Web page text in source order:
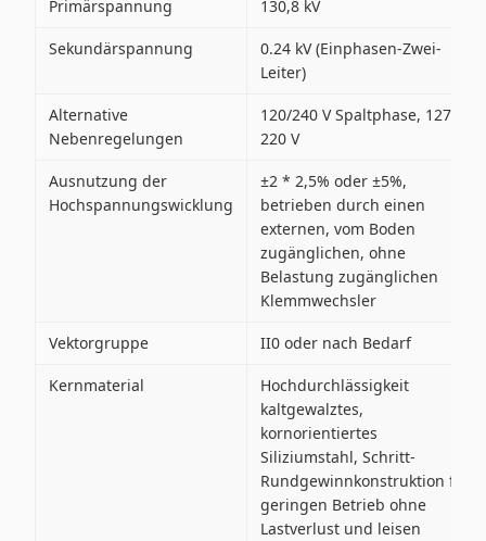
Primärspannung 130,8 kV
Sekundärspannung
0.24 kV (Einphasen-Zwei-
Leiter)
Alternative
Nebenregelungen
120/240 V Spaltphase, 127 V,
220 V
Ausnutzung der
Hochspannungswicklung
±2 * 2,5% oder ±5%,
betrieben durch einen
externen, vom Boden
zugänglichen, ohne
Belastung zugänglichen
Klemmwechsler
Vektorgruppe II0 oder nach Bedarf
Kernmaterial
Hochdurchlässigkeit
kaltgewalztes,
kornorientiertes
Siliziumstahl, Schritt-
Rundgewinnkonstruktion für
geringen Betrieb ohne
Lastverlust und leisen